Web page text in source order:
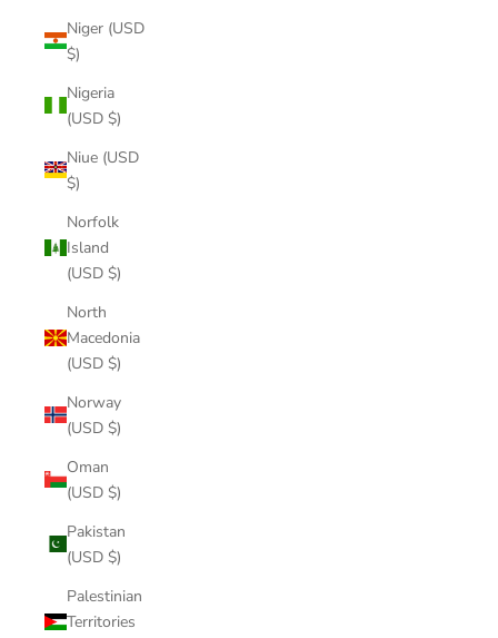
Niger (USD
$)
Nigeria
(USD $)
Niue (USD
$)
Norfolk
Island
(USD $)
North
Macedonia
(USD $)
Norway
(USD $)
Oman
(USD $)
Pakistan
(USD $)
Palestinian
Territories